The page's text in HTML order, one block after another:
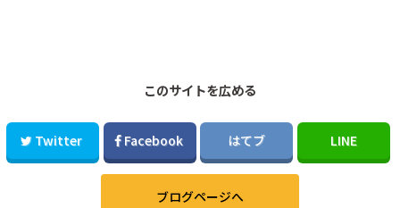
このサイトを広める
Twitter Facebook はてブ LINE
ブログページへ